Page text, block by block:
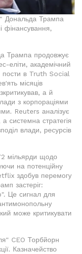
Дональда Трампа
фінансування,
Трампа продовжує
еліти, академічний
пости в Truth Social
місяців
а й
з корпораціями
Reuters аналізує
системна стратегія
влади, ресурсів
мільярди щодо
на потенційну
здобув перемогу
застеріг:
Це сигнал для
може критикувати
CEO Торбйорн
Казначейство